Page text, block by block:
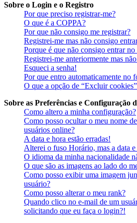
Sobre o Login e o Registro
Por que preciso registrar-me?
O que é a COPPA?
Por que não consigo me registrar?
Registrei-me mas não consigo
Porque é que não consigo entrar
Registrei-me anteriormente mas
Esqueci a senha!
Por que entro automaticamente no
O que a opção de “Excluir
Sobre as Preferências e Configuração
Como altero a minha configuração?
Como posso ocultar o meu nome
usuários online?
A data e hora estão erradas!
Alterei o fuso Horário, mas a data
O idioma da minha nacionalidade
O que são as imagens ao lado do
Como posso exibir uma imagem
usuário?
Como posso alterar o meu rank?
Quando clico no e-mail de um
solicitando que eu faça o login?!